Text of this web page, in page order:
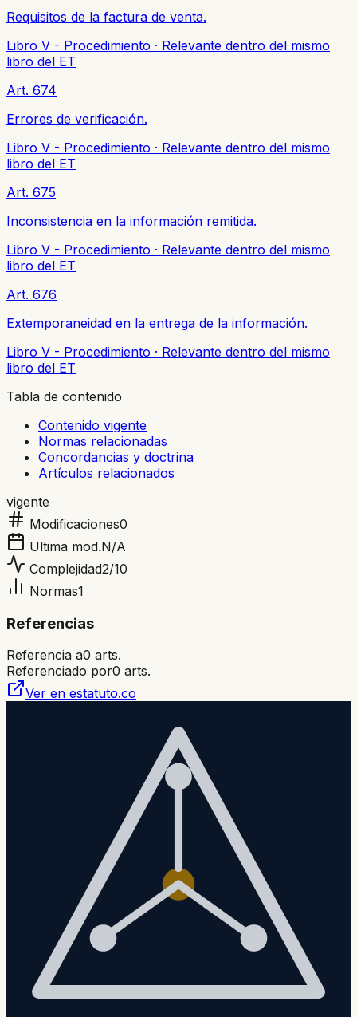
Requisitos de la factura de venta.
Libro V - Procedimiento · Relevante dentro del mismo
libro del ET
Art. 674
Errores de verificación.
Libro V - Procedimiento · Relevante dentro del mismo
libro del ET
Art. 675
Inconsistencia en la información remitida.
Libro V - Procedimiento · Relevante dentro del mismo
libro del ET
Art. 676
Extemporaneidad en la entrega de la información.
Libro V - Procedimiento · Relevante dentro del mismo
libro del ET
Tabla de contenido
Contenido vigente
Normas relacionadas
Concordancias y doctrina
Artículos relacionados
vigente
Modificaciones0
Ultima mod.N/A
Complejidad2/10
Normas1
Referencias
Referencia a0 arts.
Referenciado por0 arts.
Ver en estatuto.co